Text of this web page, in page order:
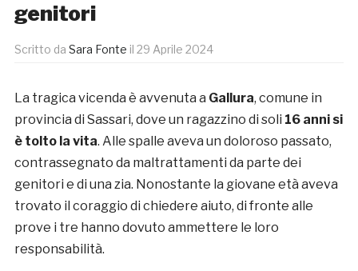
genitori
Scritto da Sara Fonte il 29 Aprile 2024
La tragica vicenda è avvenuta a Gallura, comune in
provincia di Sassari, dove un ragazzino di soli 16 anni si
è tolto la vita. Alle spalle aveva un doloroso passato,
contrassegnato da maltrattamenti da parte dei
genitori e di una zia. Nonostante la giovane età aveva
trovato il coraggio di chiedere aiuto, di fronte alle
prove i tre hanno dovuto ammettere le loro
responsabilità.